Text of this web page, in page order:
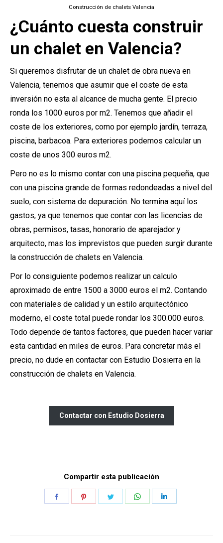
Construcción de chalets Valencia
¿Cuánto cuesta construir
un chalet en Valencia?
Si queremos disfrutar de un chalet de obra nueva en
Valencia, tenemos que asumir que el coste de esta
inversión no esta al alcance de mucha gente. El precio
ronda los 1000 euros por m2. Tenemos que añadir el
coste de los exteriores, como por ejemplo jardín, terraza,
piscina, barbacoa. Para exteriores podemos calcular un
coste de unos 300 euros m2.
Pero no es lo mismo contar con una piscina pequeña, que
con una piscina grande de formas redondeadas a nivel del
suelo, con sistema de depuración. No termina aquí los
gastos, ya que tenemos que contar con las licencias de
obras, permisos, tasas, honorario de aparejador y
arquitecto, mas los imprevistos que pueden surgir durante
la construcción de chalets en Valencia.
Por lo consiguiente podemos realizar un calculo
aproximado de entre 1500 a 3000 euros el m2. Contando
con materiales de calidad y un estilo arquitectónico
moderno, el coste total puede rondar los 300.000 euros.
Todo depende de tantos factores, que pueden hacer variar
esta cantidad en miles de euros. Para concretar más el
precio, no dude en contactar con Estudio Dosierra en la
construcción de chalets en Valencia.
Contactar con Estudio Dosierra
Compartir esta publicación